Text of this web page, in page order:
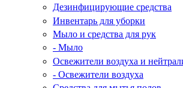
Дезинфицирующие средства
Инвентарь для уборки
Мыло и средства для рук
- Мыло
Освежители воздуха и
- Освежители воздуха